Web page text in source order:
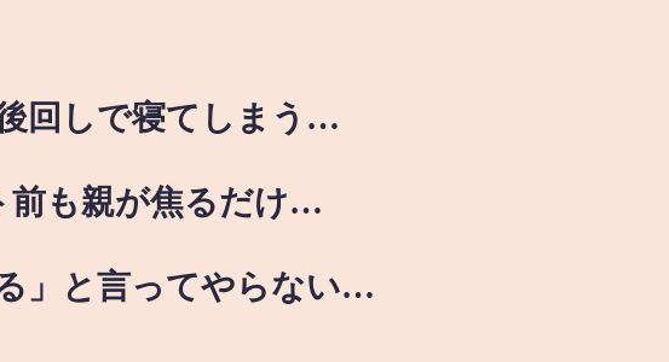
回しで寝てしまう…
前も親が焦るだけ…
」と言ってやらない…